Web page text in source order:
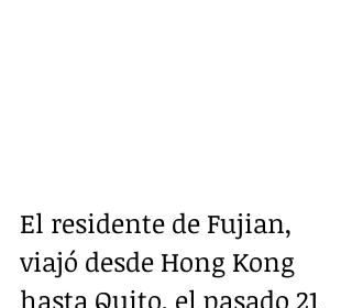
El residente de Fujian,
viajó desde Hong Kong
hasta Quito, el pasado 21